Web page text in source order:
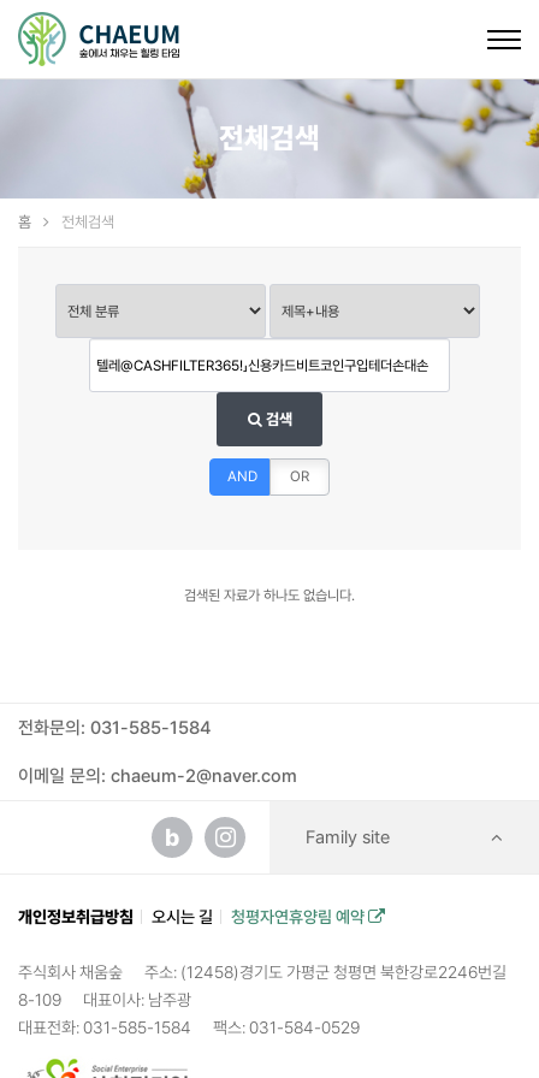
전체검색
홈 전체검색
검색
AND OR
검색된 자료가 하나도 없습니다.
전화문의: 031-585-1584
이메일 문의: chaeum-2@naver.com
b Family site
개인정보취급방침 오시는 길 청평자연휴양림 예약
주식회사 채움숲
주소: (12458)경기도 가평군 청평면 북한강로2246번길
8-109
대표이사: 남주광
대표전화: 031-585-1584
팩스: 031-584-0529